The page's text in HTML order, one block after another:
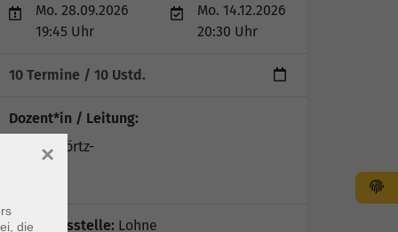
Mo. 28.09.2026
19:45 Uhr
Mo. 14.12.2026
20:30 Uhr
10 Termine / 10 Ustd.
Dozent*in / Leitung:
Marika Görtz-
Geschäftsstelle: Lohne
die
×